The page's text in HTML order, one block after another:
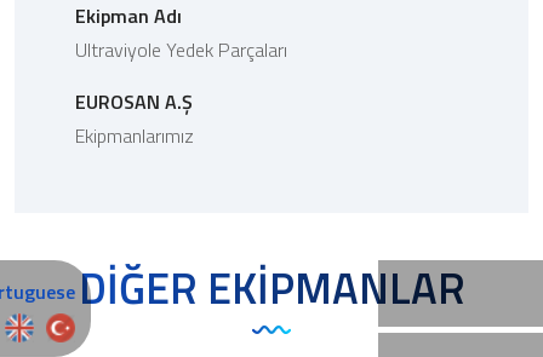
Ekipman Adı
Ultraviyole Yedek Parçaları
EUROSAN A.Ş
Ekipmanlarımız
DİĞER EKİPMANLAR